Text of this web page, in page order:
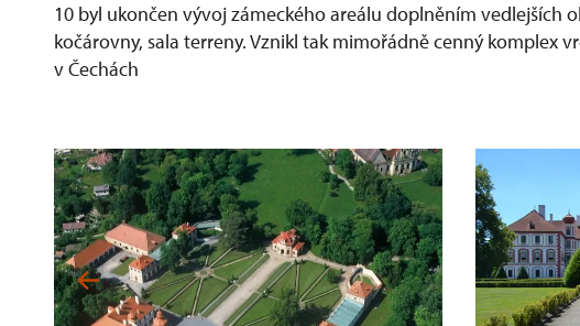
10 byl ukončen vývoj zámeckého areálu doplněním vedlejších
kočárovny, sala terreny. Vznikl tak mimořádně cenný komplex
v Čechách